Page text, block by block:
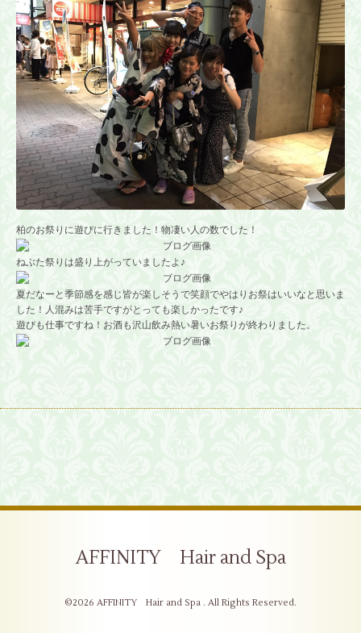
柏のお祭りに遊びに行きました！物凄い人の数でした！
ねぶた祭りは盛り上がっていましたよ♪
夏だなーと季節感を感じ皆が楽しそうで笑顔でやはりお祭はいいなと思いま
した！人混みは苦手ですがとっても楽しかったです♪
遊びも仕事ですね！お酒も沢山飲み熱い暑いお祭りが終わりました。
AFFINITY Hair and Spa
©2026 AFFINITY Hair and Spa . All Rights Reserved.